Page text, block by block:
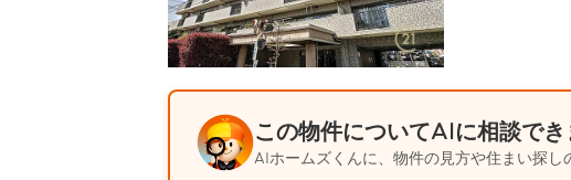
この物件についてAIに相談でき
AIホームズくんに、物件の見方や住まい探し